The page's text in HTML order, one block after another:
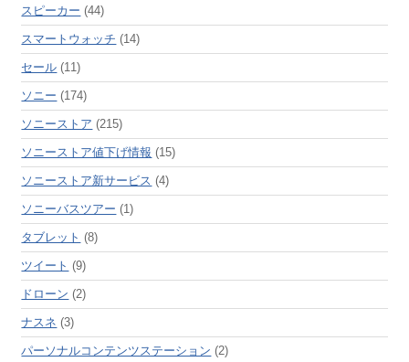
スピーカー (44)
スマートウォッチ (14)
セール (11)
ソニー (174)
ソニーストア (215)
ソニーストア値下げ情報 (15)
ソニーストア新サービス (4)
ソニーバスツアー (1)
タブレット (8)
ツイート (9)
ドローン (2)
ナスネ (3)
パーソナルコンテンツステーション (2)